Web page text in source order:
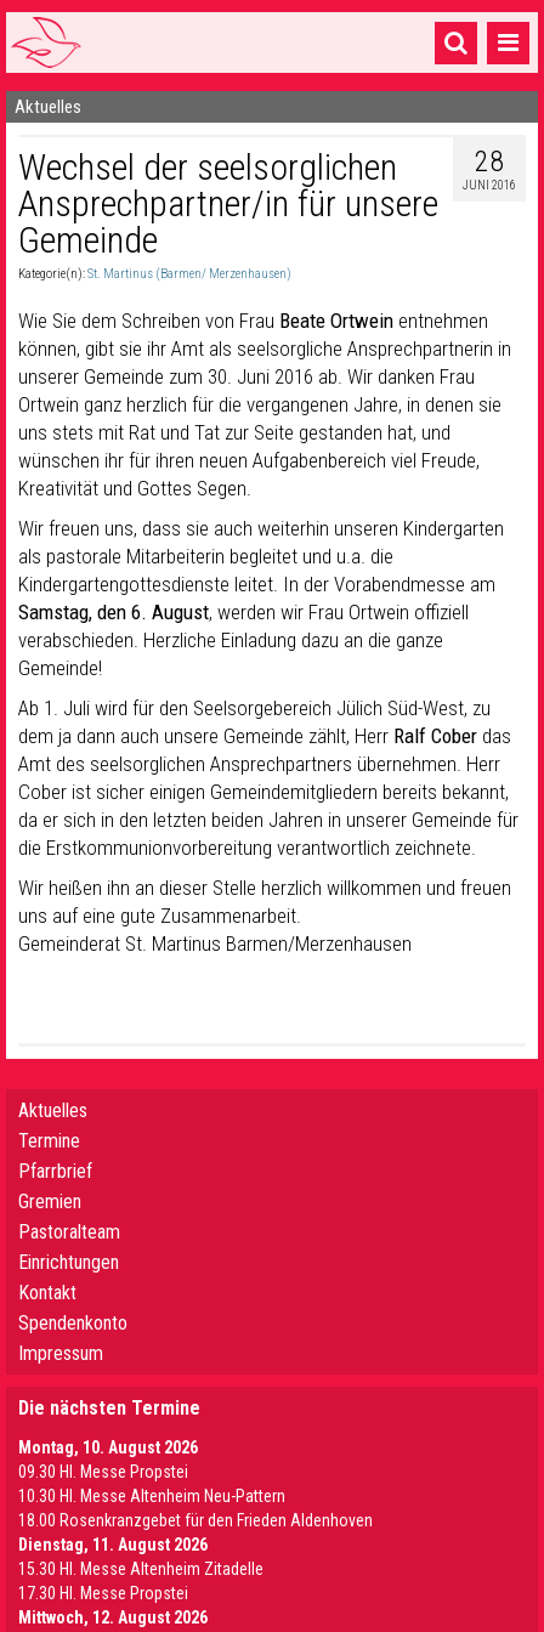
Startseite
1 Pfarrei
16 Gemeinden & mehr
Gottesdienste & Sinnsuche
Sakramente & Feste
Gemeinschaft & Soziales
Musik & Kultur
Seelsorge & Kontakt
Aktuelles
28
JUNI 2016
Wechsel der seelsorglichen
Ansprechpartner/in für unsere
Gemeinde
Kategorie(n):St. Martinus (Barmen/ Merzenhausen)
Wie Sie dem Schreiben von Frau Beate Ortwein entnehmen
können, gibt sie ihr Amt als seelsorgliche Ansprechpartnerin in
unserer Gemeinde zum 30. Juni 2016 ab. Wir danken Frau
Ortwein ganz herzlich für die vergangenen Jahre, in denen sie
uns stets mit Rat und Tat zur Seite gestanden hat, und
wünschen ihr für ihren neuen Aufgabenbereich viel Freude,
Kreativität und Gottes Segen.
Wir freuen uns, dass sie auch weiterhin unseren Kindergarten
als pastorale Mitarbeiterin begleitet und u.a. die
Kindergartengottesdienste leitet. In der Vorabendmesse am
Samstag, den 6. August, werden wir Frau Ortwein offiziell
verabschieden. Herzliche Einladung dazu an die ganze
Gemeinde!
Ab 1. Juli wird für den Seelsorgebereich Jülich Süd-West, zu
dem ja dann auch unsere Gemeinde zählt, Herr Ralf Cober das
Amt des seelsorglichen Ansprechpartners übernehmen. Herr
Cober ist sicher einigen Gemeindemitgliedern bereits bekannt,
da er sich in den letzten beiden Jahren in unserer Gemeinde für
die Erstkommunionvorbereitung verantwortlich zeichnete.
Wir heißen ihn an dieser Stelle herzlich willkommen und freuen
uns auf eine gute Zusammenarbeit.
Gemeinderat St. Martinus Barmen/Merzenhausen
Aktuelles
Termine
Pfarrbrief
Gremien
Pastoralteam
Einrichtungen
Kontakt
Spendenkonto
Impressum
Die nächsten Termine
Montag, 10. August 2026
09.30 Hl. Messe Propstei
10.30 Hl. Messe Altenheim Neu-Pattern
18.00 Rosenkranzgebet für den Frieden Aldenhoven
Dienstag, 11. August 2026
15.30 Hl. Messe Altenheim Zitadelle
17.30 Hl. Messe Propstei
Mittwoch, 12. August 2026